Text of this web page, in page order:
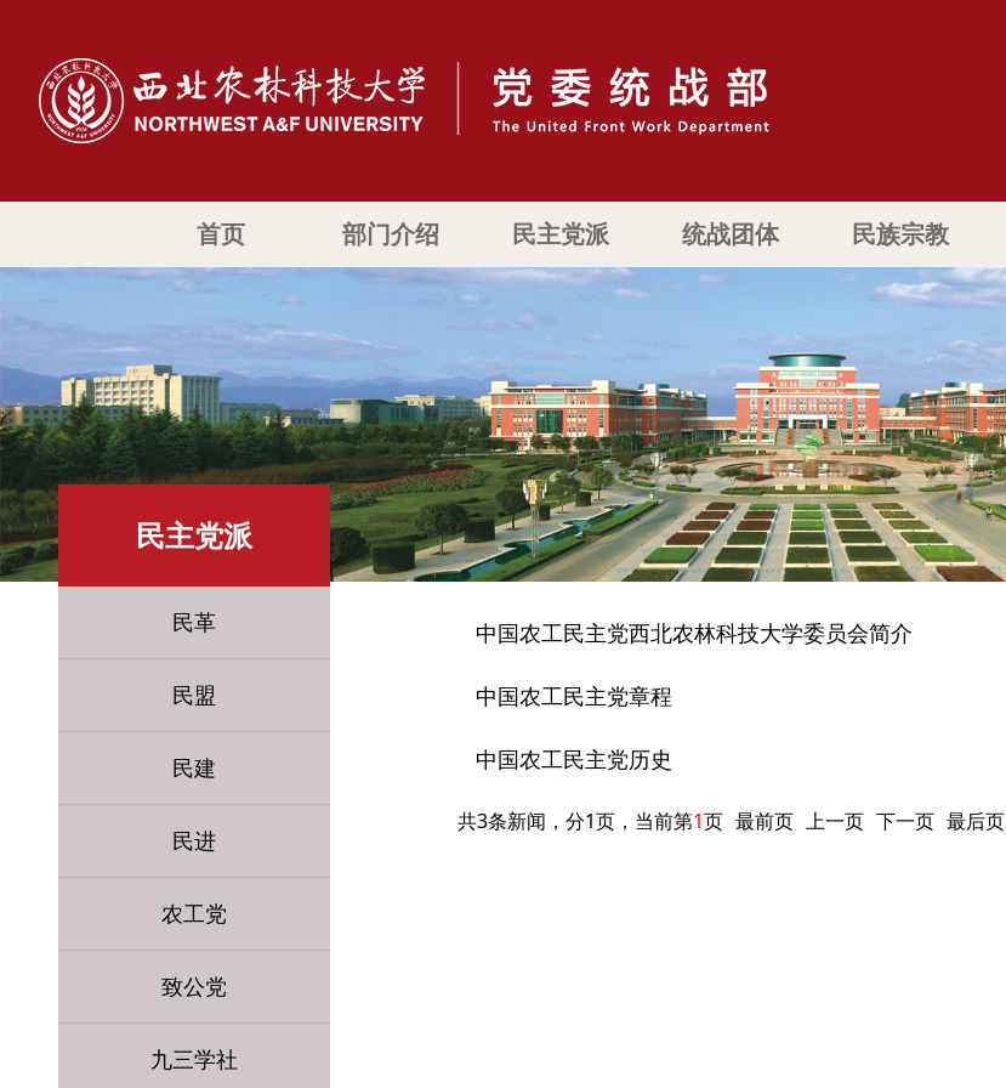
首页 部门介绍 民主党派 统战团体 民族宗教
民主党派
民革
民盟
民建
民进
农工党
致公党
九三学社
中国农工民主党西北农林科技大学委员会简介
中国农工民主党章程
中国农工民主党历史
共3条新闻，分1页，当前第1页 最前页 上一页 下一页 最后页